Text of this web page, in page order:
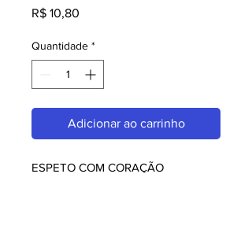
R$ 10,80
Quantidade *
Adicionar ao carrinho
ESPETO COM CORAÇÃO